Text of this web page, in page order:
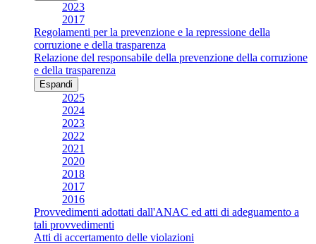
2023
2017
Regolamenti per la prevenzione e la repressione della
corruzione e della trasparenza
Relazione del responsabile della prevenzione della corruzione
e della trasparenza
Espandi
2025
2024
2023
2022
2021
2020
2018
2017
2016
Provvedimenti adottati dall'ANAC ed atti di adeguamento a
tali provvedimenti
Atti di accertamento delle violazioni